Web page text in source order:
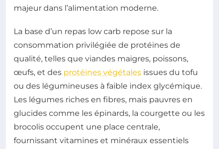
majeur dans l’alimentation moderne.
La base d’un repas low carb repose sur la
consommation privilégiée de protéines de
qualité, telles que viandes maigres, poissons,
œufs, et des protéines végétales issues du tofu
ou des légumineuses à faible index glycémique.
Les légumes riches en fibres, mais pauvres en
glucides comme les épinards, la courgette ou les
brocolis occupent une place centrale,
fournissant vitamines et minéraux essentiels